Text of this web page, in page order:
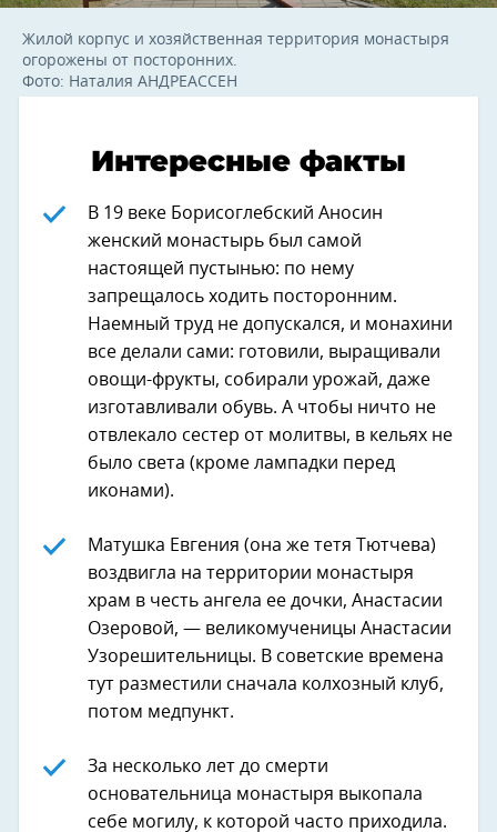
Жилой корпус и хозяйственная территория монастыря
огорожены от посторонних.
Фото: Наталия АНДРЕАССЕН
Интересные факты
В 19 веке Борисоглебский Аносин
женский монастырь был самой
настоящей пустынью: по нему
запрещалось ходить посторонним.
Наемный труд не допускался, и монахини
все делали сами: готовили, выращивали
овощи-фрукты, собирали урожай, даже
изготавливали обувь. А чтобы ничто не
отвлекало сестер от молитвы, в кельях не
было света (кроме лампадки перед
иконами).
Матушка Евгения (она же тетя Тютчева)
воздвигла на территории монастыря
храм в честь ангела ее дочки, Анастасии
Озеровой, — великомученицы Анастасии
Узорешительницы. В советские времена
тут разместили сначала колхозный клуб,
потом медпункт.
За несколько лет до смерти
основательница монастыря выкопала
себе могилу, к которой часто приходила.